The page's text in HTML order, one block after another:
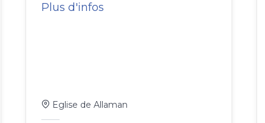
Plus d'infos
Eglise de Allaman